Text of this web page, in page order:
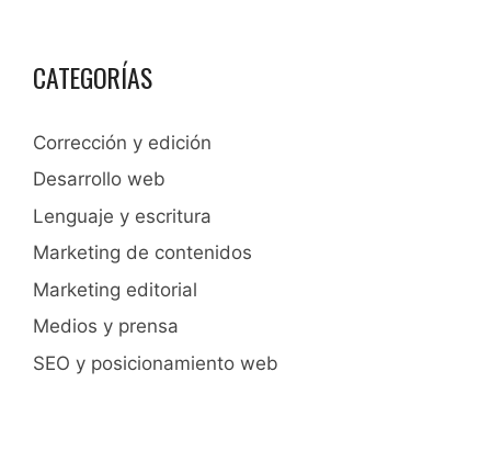
CATEGORÍAS
Corrección y edición
Desarrollo web
Lenguaje y escritura
Marketing de contenidos
Marketing editorial
Medios y prensa
SEO y posicionamiento web